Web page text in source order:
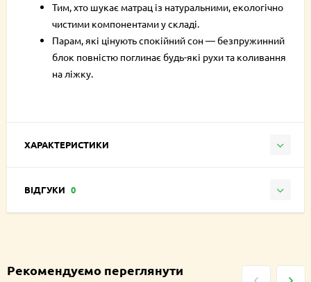
Тим, хто шукає матрац із натуральними, екологічно
чистими компонентами у складі.
Парам, які цінують спокійний сон — безпружинний
блок повністю поглинає будь-які рухи та коливання
на ліжку.
ХАРАКТЕРИСТИКИ
ВІДГУКИ 0
Рекомендуємо переглянути